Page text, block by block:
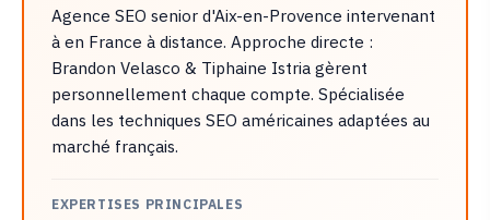
Agence SEO senior d'Aix-en-Provence intervenant
à en France à distance. Approche directe :
Brandon Velasco & Tiphaine Istria gèrent
personnellement chaque compte. Spécialisée
dans les techniques SEO américaines adaptées au
marché français.
EXPERTISES PRINCIPALES